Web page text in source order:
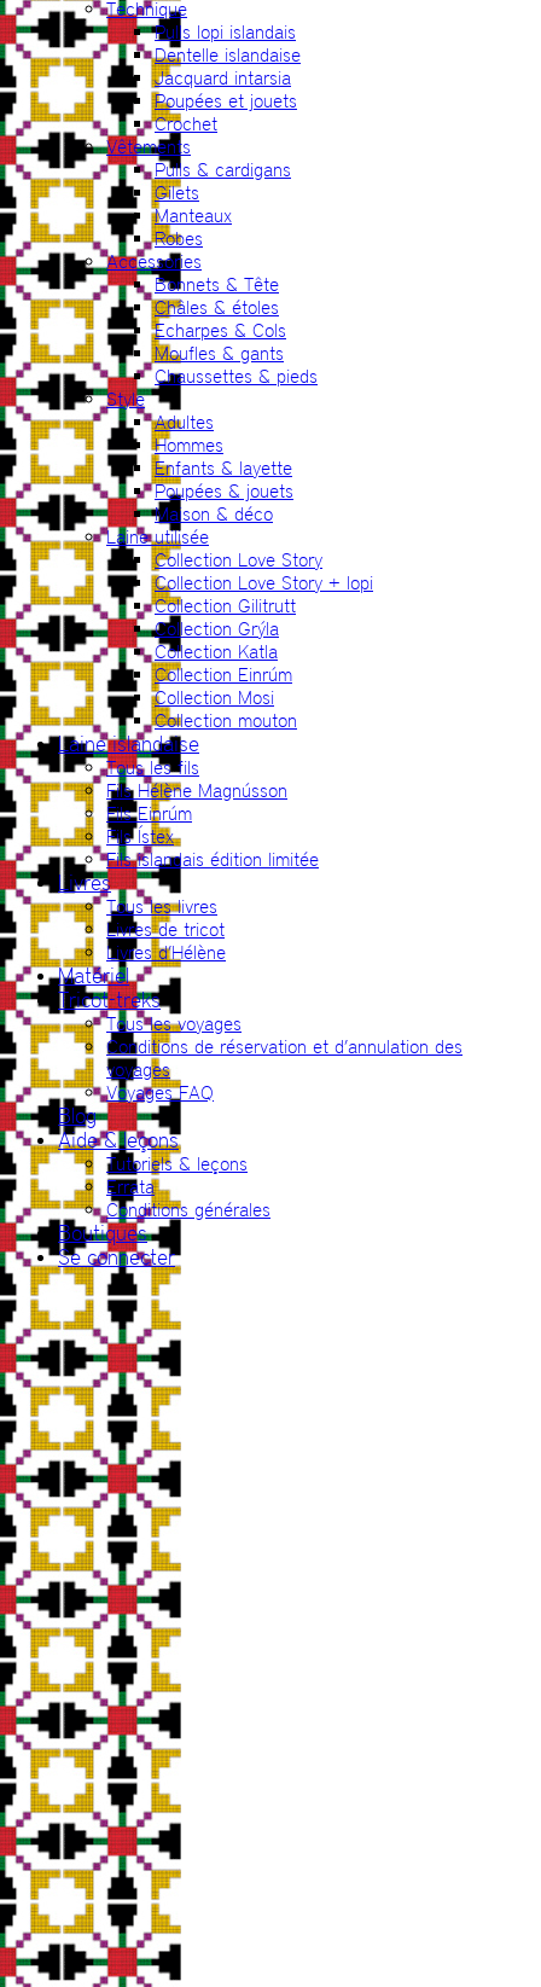
Technique
Pulls lopi islandais
Dentelle islandaise
Jacquard intarsia
Poupées et jouets
Crochet
Vêtements
Pulls & cardigans
Gilets
Manteaux
Robes
Accessories
Bonnets & Tête
Châles & étoles
Echarpes & Cols
Moufles & gants
Chaussettes & pieds
Style
Adultes
Hommes
Enfants & layette
Poupées & jouets
Maison & déco
Laine utilisée
Collection Love Story
Collection Love Story + lopi
Collection Gilitrutt
Collection Grýla
Collection Katla
Collection Einrúm
Collection Mosi
Collection mouton
Laine islandaise
Tous les fils
Fils Hélène Magnússon
Fils Einrúm
Fils Ístex
Fils islandais édition limitée
Livres
Tous les livres
Livres de tricot
Livres d’Hélène
Matériel
Tricot-treks
Tous les voyages
Conditions de réservation et d’annulation des
voyages
Voyages FAQ
Blog
Aide & leçons
Tutoriels & leçons
Errata
Conditions générales
Boutiques
Se connecter